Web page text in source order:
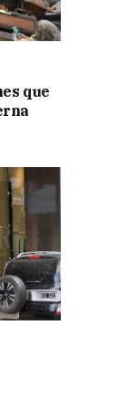
que